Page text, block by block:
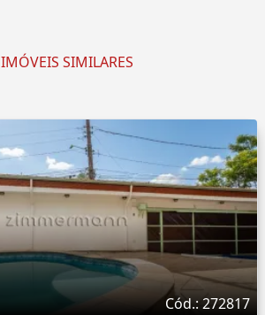
IMÓVEIS SIMILARES
Cód.: 272817